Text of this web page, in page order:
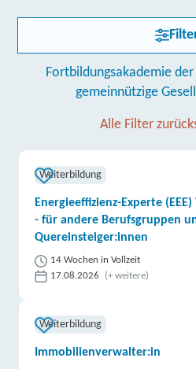
Fortbildungsakademie
gemeinnützige
Alle Filter
Weiterbildung
Energieeffizienz-Experte
- für andere Berufsgruppen
Quereinsteiger:innen
14 Wochen in Vollzeit
17.08.2026
(+ weitere)
Weiterbildung
Immobilienverwalter:in